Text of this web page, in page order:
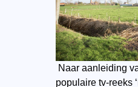
Naar aanleiding
populaire tv-reeks